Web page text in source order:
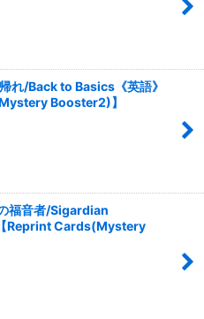
れ/Back to Basics《英語》
Booster2)】
福音者/Sigardian
Reprint Cards(Mystery